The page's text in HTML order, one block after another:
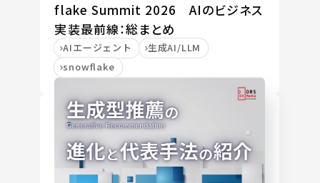
flake Summit 2026 AIのビジネス
実装最前線：総まとめ
AIエージェント
生成AI/LLM
snowflake